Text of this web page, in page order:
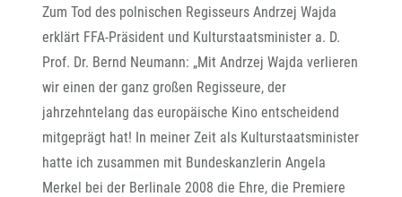
Zum Tod des polnischen Regisseurs Andrzej Wajda
erklärt FFA-Präsident und Kulturstaatsminister a. D.
Prof. Dr. Bernd Neumann: „Mit Andrzej Wajda verlieren
wir einen der ganz großen Regisseure, der
jahrzehntelang das europäische Kino entscheidend
mitgeprägt hat! In meiner Zeit als Kulturstaatsminister
hatte ich zusammen mit Bundeskanzlerin Angela
Merkel bei der Berlinale 2008 die Ehre, die Premiere